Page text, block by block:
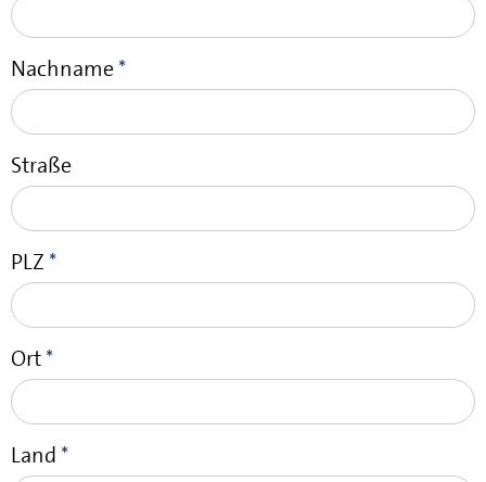
Nachname*
Straße
PLZ *
Ort*
Land *